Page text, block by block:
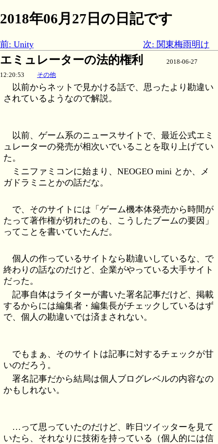
2018年06月27日の日記です
前: Unity 次: 関東梅雨明け
エミュレーターの法的権利
2018-06-27
12:20:53 その他
以前からネットで見かける話で、思ったより勘違い
されているようなので解説。
以前、ゲーム系のニュースサイトで、最近公式エミ
ュレーターの発売が相次いでいることを取り上げてい
た。
ミニファミコンに始まり、NEOGEO mini とか、メ
ガドラミニとかの話だな。
で、そのサイトには「ゲーム機本体発売から時間が
たって著作権が切れたのも、こうしたブームの要因」
ってことを書いていたんだ。
個人の作っているサイトなら勘違いしているな、で
終わりの話なのだけど、企業がやっている大手サイト
だった。
記事自体はライターが書いた署名記事だけど、掲載
するからには編集者・編集長がチェックしているはず
で、個人の勘違いでは済まされない。
でもまぁ、そのサイトは記事に対するチェックが甘
いのだろう。
署名記事だから結局は個人ブログレベルの内容なの
かもしれない。
…って思っていたのだけど、昨日ツイッターを見て
いたら、それなりに技術を持っている（個人的には信